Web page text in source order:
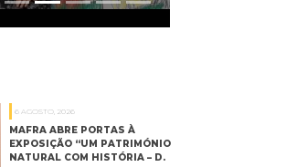
6 AGOSTO, 2026
MAFRA ABRE PORTAS À
EXPOSIÇÃO “UM PATRIMÓNIO
NATURAL COM HISTÓRIA – D.